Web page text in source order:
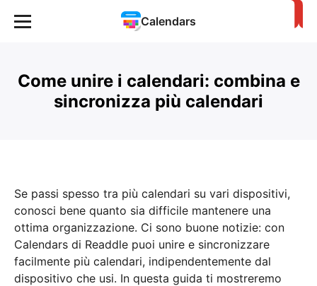
Calendars
Come unire i calendari: combina e
sincronizza più calendari
Se passi spesso tra più calendari su vari dispositivi,
conosci bene quanto sia difficile mantenere una
ottima organizzazione. Ci sono buone notizie: con
Calendars di Readdle puoi unire e sincronizzare
facilmente più calendari, indipendentemente dal
dispositivo che usi. In questa guida ti mostreremo